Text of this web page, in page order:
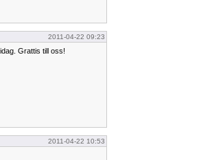
2011-04-22 09:23
Grattis till oss!
2011-04-22 10:53